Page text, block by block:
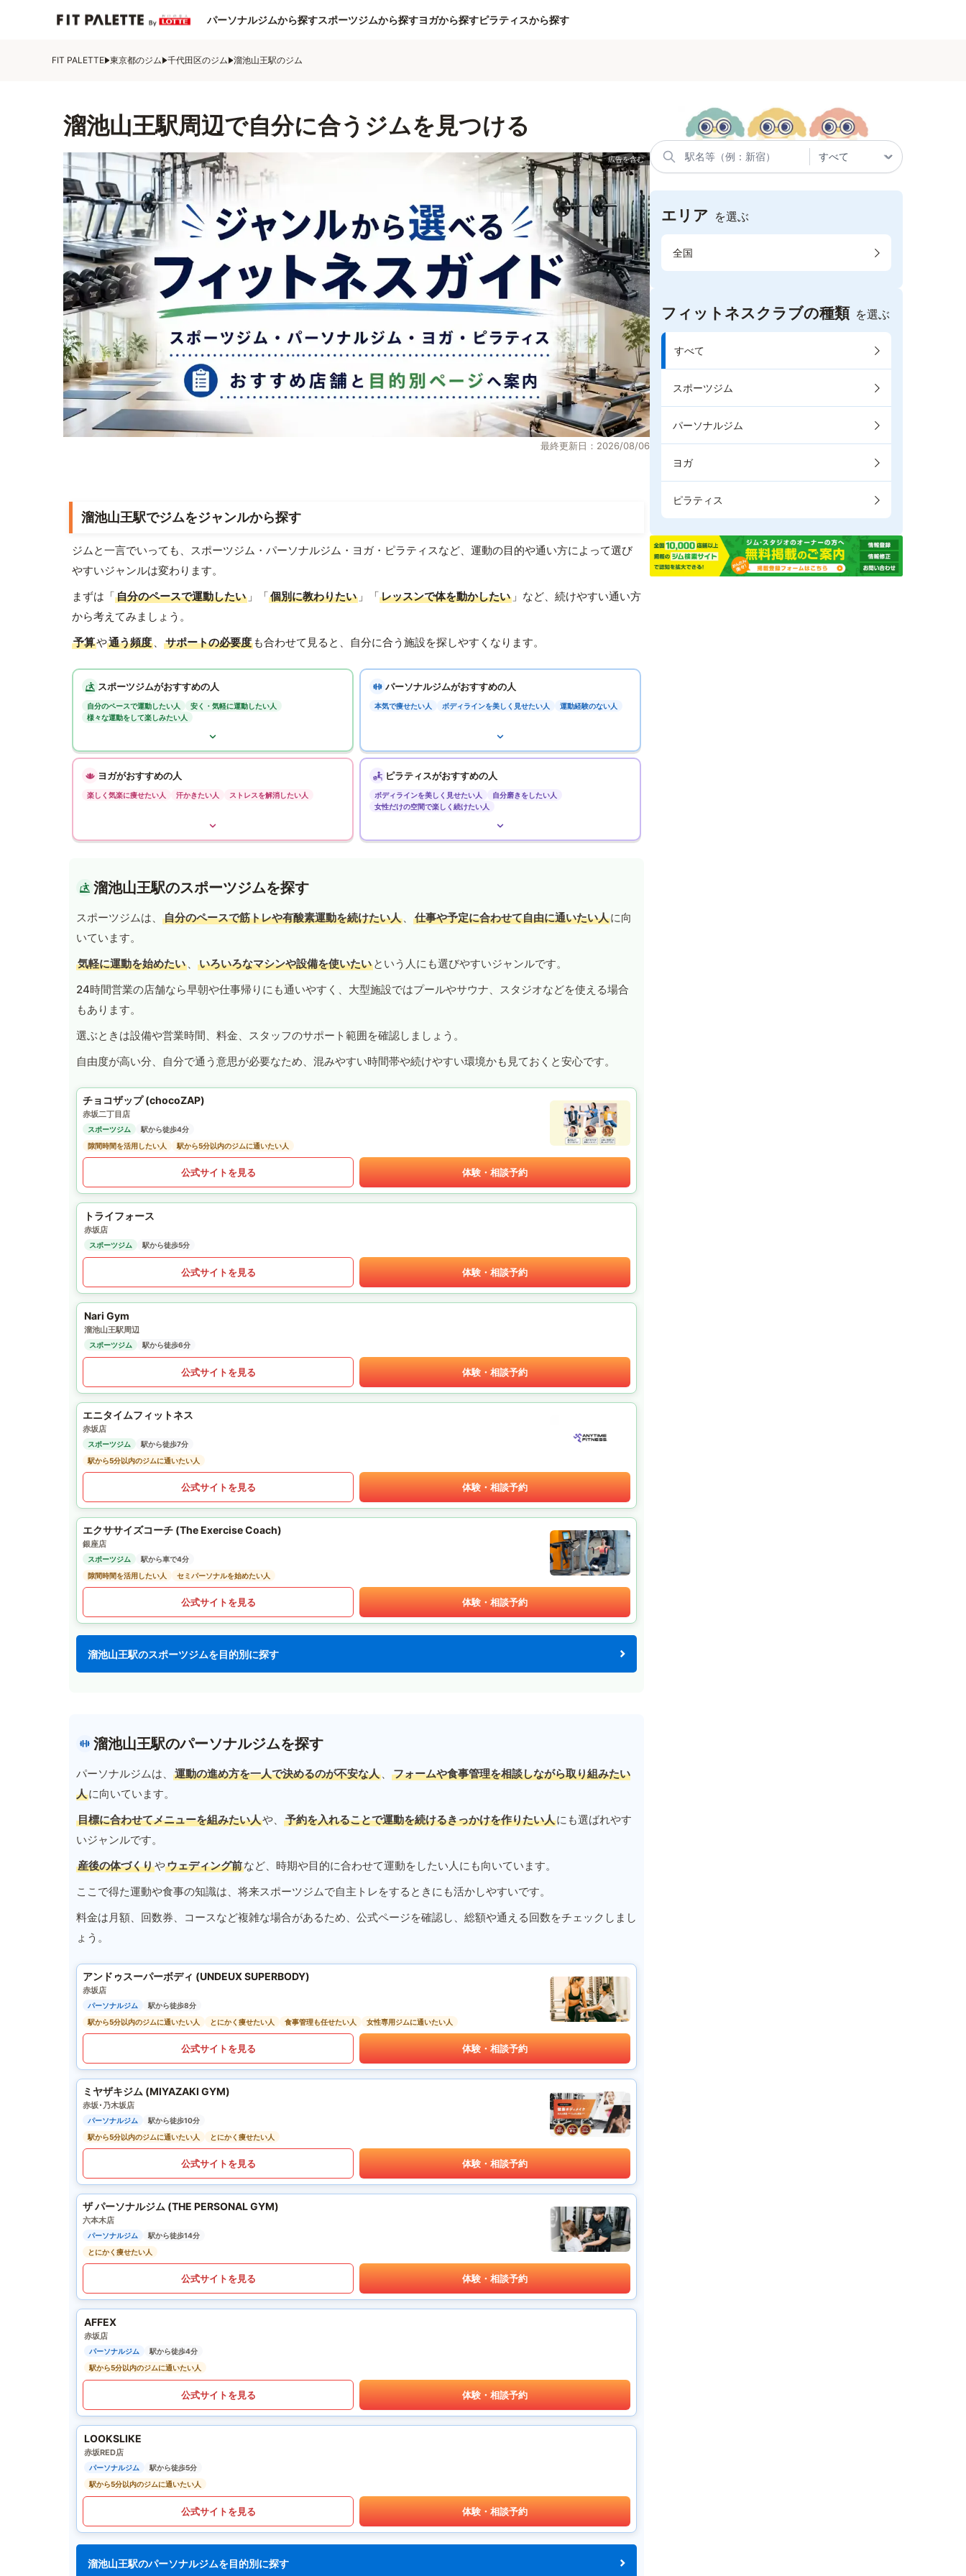
パーソナルジムから探すスポーツジムから探すヨガから探すピラティスから探す
FIT PALETTE 東京都のジム 千代田区のジム 溜池山王駅のジム
溜池山王駅周辺で自分に合うジムを見つける
最終更新日：2026/08/06
溜池山王駅でジムをジャンルから探す
ジムと一言でいっても、スポーツジム・パーソナルジム・ヨガ・ピラティスなど、運動の目的や通い方によって選び
やすいジャンルは変わります。
まずは「自分のペースで運動したい 」「個別に教わりたい 」「レッスンで体を動かしたい 」など、続けやすい通い方
から考えてみましょう。
予算や通う頻度 、 サポートの必要度 も合わせて見ると、自分に合う施設を探しやすくなります。
スポーツジムがおすすめの人
自分のペースで運動したい人
安く・気軽に運動したい人
様々な運動をして楽しみたい人
パーソナルジムがおすすめの人
本気で痩せたい人 ボディラインを美しく見せたい人 運動経験のない人
ヨガがおすすめの人
楽しく気楽に痩せたい人 汗かきたい人 ストレスを解消したい人
ピラティスがおすすめの人
ボディラインを美しく見せたい人
自分磨きをしたい人
女性だけの空間で楽しく続けたい人
溜池山王駅のスポーツジムを探す
スポーツジムは、 自分のペースで筋トレや有酸素運動を続けたい人 、 仕事や予定に合わせて自由に通いたい人に向
いています。
気軽に運動を始めたい 、 いろいろなマシンや設備を使いたい という人にも選びやすいジャンルです。
24時間営業の店舗なら早朝や仕事帰りにも通いやすく、大型施設ではプールやサウナ、スタジオなどを使える場合
もあります。
選ぶときは設備や営業時間、料金、スタッフのサポート範囲を確認しましょう。
自由度が高い分、自分で通う意思が必要なため、混みやすい時間帯や続けやすい環境かも見ておくと安心です。
チョコザップ (chocoZAP)
赤坂二丁目店
スポーツジム
駅から徒歩4分
隙間時間を活用したい人
駅から5分以内のジムに通いたい人
公式サイトを見る 体験・相談予約
トライフォース
赤坂店
スポーツジム 駅から徒歩5分
公式サイトを見る 体験・相談予約
Nari Gym
溜池山王駅周辺
スポーツジム 駅から徒歩6分
公式サイトを見る 体験・相談予約
エニタイムフィットネス
赤坂店
スポーツジム
駅から徒歩7分
駅から5分以内のジムに通いたい人
公式サイトを見る 体験・相談予約
エクササイズコーチ (The Exercise Coach)
銀座店
スポーツジム
駅から車で4分
隙間時間を活用したい人
セミパーソナルを始めたい人
公式サイトを見る 体験・相談予約
溜池山王駅のスポーツジムを目的別に探す
溜池山王駅のパーソナルジムを探す
パーソナルジムは、 運動の進め方を一人で決めるのが不安な人 、
フォームや食事管理を相談しながら取り組みたい
人に向いています。
目標に合わせてメニューを組みたい人や、 予約を入れることで運動を続けるきっかけを作りたい人にも選ばれやす
いジャンルです。
産後の体づくりやウェディング前など、時期や目的に合わせて運動をしたい人にも向いています。
ここで得た運動や食事の知識は、将来スポーツジムで自主トレをするときにも活かしやすいです。
料金は月額、回数券、コースなど複雑な場合があるため、公式ページを確認し、総額や通える回数をチェックしまし
ょう。
アンドゥスーパーボディ (UNDEUX SUPERBODY)
赤坂店
パーソナルジム
駅から徒歩8分
駅から5分以内のジムに通いたい人
とにかく痩せたい人 食事管理も任せたい人 女性専用ジムに通いたい人
公式サイトを見る 体験・相談予約
ミヤザキジム (MIYAZAKI GYM)
赤坂･乃木坂店
パーソナルジム
駅から徒歩10分
駅から5分以内のジムに通いたい人
とにかく痩せたい人
公式サイトを見る 体験・相談予約
ザ パーソナルジム (THE PERSONAL GYM)
六本木店
パーソナルジム
駅から徒歩14分
とにかく痩せたい人
公式サイトを見る 体験・相談予約
AFFEX
赤坂店
パーソナルジム
駅から徒歩4分
駅から5分以内のジムに通いたい人
公式サイトを見る 体験・相談予約
LOOKSLIKE
赤坂RED店
パーソナルジム
駅から徒歩5分
駅から5分以内のジムに通いたい人
公式サイトを見る 体験・相談予約
溜池山王駅のパーソナルジムを目的別に探す
エリア を選ぶ
全国
フィットネスクラブの種類 を選ぶ
すべて
スポーツジム
パーソナルジム
ヨガ
ピラティス